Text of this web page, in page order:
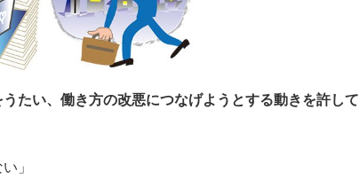
たい、働き方の改悪につなげようとする動きを許して
」